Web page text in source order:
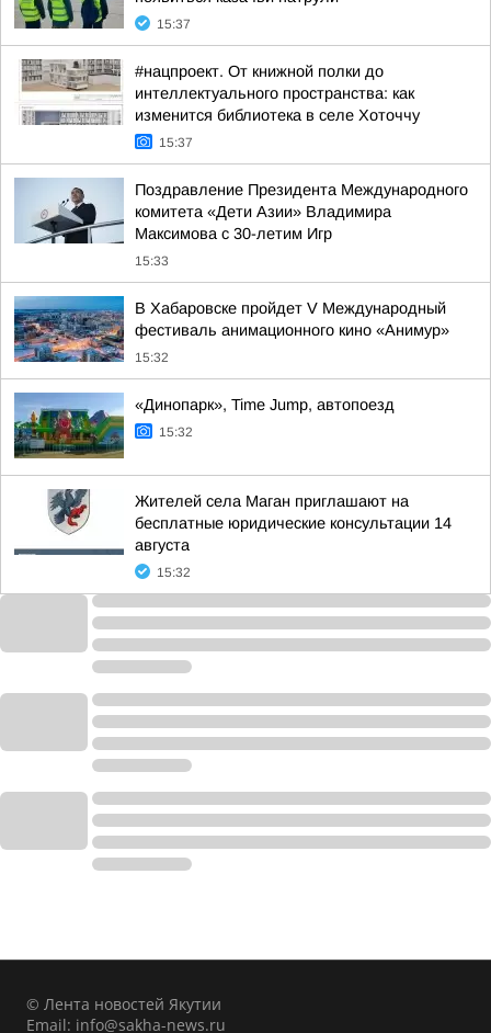
15:37
#нацпроект. От книжной полки до
интеллектуального пространства: как
изменится библиотека в селе Хоточчу
15:37
Поздравление Президента Международного
комитета «Дети Азии» Владимира
Максимова с 30-летим Игр
15:33
В Хабаровске пройдет V Международный
фестиваль анимационного кино «Анимур»
15:32
«Динопарк», Time Jump, автопоезд
15:32
Жителей села Маган приглашают на
бесплатные юридические консультации 14
августа
15:32
© Лента новостей Якутии
Email: info@sakha-news.ru